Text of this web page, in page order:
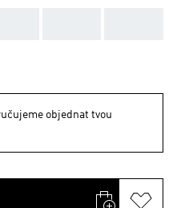
objednat tvou